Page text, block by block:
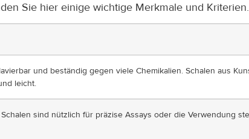
Sie hier einige wichtige Merkmale und Kriterien.
und beständig gegen viele Chemikalien. Schalen aus
leicht.
sind nützlich für präzise Assays oder die Verwendung